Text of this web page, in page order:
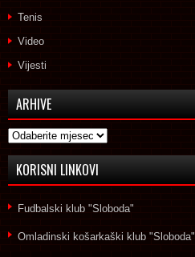
Tenis
Video
Vijesti
ARHIVE
Arhive
KORISNI LINKOVI
Fudbalski klub "Sloboda"
Omladinski košarkaški klub "Sloboda"